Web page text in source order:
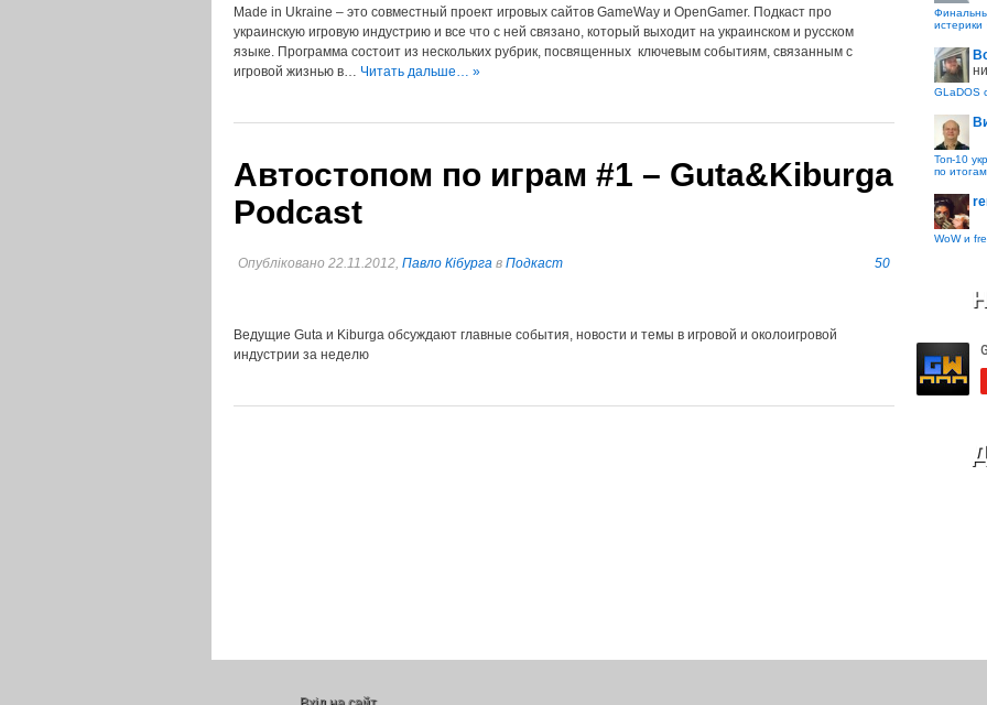
Made in Ukraine – это совместный проект игровых сайтов GameWay и OpenGamer. Подкаст про
украинскую игровую индустрию и все что с ней связано, который выходит на украинском и русском
языке. Программа состоит из нескольких рубрик, посвященных ключевым событиям, связанным с
игровой жизнью в… Читать дальше… »
Автостопом по играм #1 – Guta&Kiburga
Podcast
Опубліковано 22.11.2012, Павло Кібурга в Подкаст 50
Ведущие Guta и Kiburga обсуждают главные события, новости и темы в игровой и околоигровой
индустрии за неделю
истерики
GLaDOS
Топ-10
по
WoW и